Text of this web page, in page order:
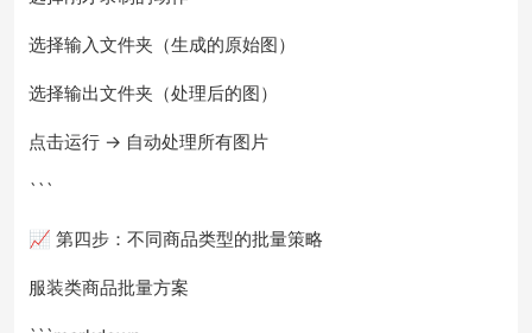
选择输入文件夹（生成的原始图）
选择输出文件夹（处理后的图）
点击运行 → 自动处理所有图片
```
📈 第四步：不同商品类型的批量策略
服装类商品批量方案